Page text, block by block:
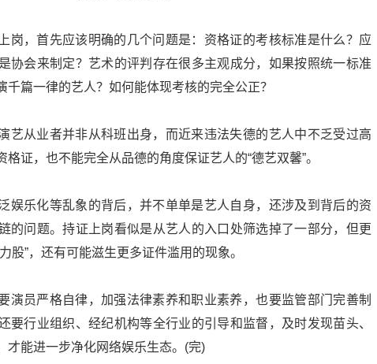
岗，首先应该明确的几个问题是：资格证的考核标准是什么？应
协会来制定？艺术的评判存在很多主观成分，如果按照统一标准
篇一律的艺人？如何能体现考核的完全公正？
艺从业者并非从科班出身，而近来违法失德的艺人中不乏受过高
证，也不能完全从品德的角度保证艺人的“德艺双馨”。
娱乐化等乱象的背后，并不单单是艺人自身，还涉及到背后的资
的问题。持证上岗看似是从艺人的入口处筛选掉了一部分，但更
股”，还有可能滋生更多证件滥用的现象。
演员严格自律，加强法律素养和职业素养，也要监管部门完善制
要行业组织、经纪机构等全行业的引导和监督，及时发现苗头、
才能进一步净化网络娱乐生态。(完)